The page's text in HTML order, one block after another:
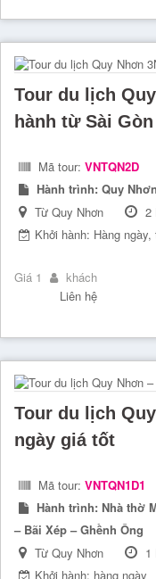
Tour du lịch
hành từ Sài Gòn
Mã tour: VNTQN2D
Hành trình: Quy
Từ Quy Nhơn
2
Khởi hành: Hàng
Giá 1
khách
Liên hệ
Tour du lịch
ngày giá tốt
Mã tour: VNTQN1D1
Hành trình: Nhà thờ
– Bãi Xép – Ghềnh Ông
Từ Quy Nhơn
1
Khởi hành: hàng ngày